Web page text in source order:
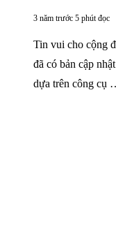
3 năm trước 5 phút đọc
Tin vui cho cộng
đã có bản cập
dựa trên công cụ